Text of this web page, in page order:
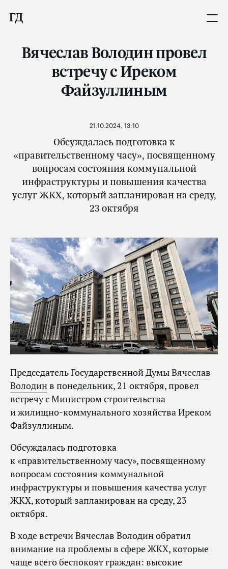
Вячеслав Володин провел
встречу с Иреком
Файзуллиным
Обсуждалась подготовка к
«правительственному часу», посвященному
вопросам состояния коммунальной
инфраструктуры и повышения качества
услуг ЖКХ, который запланирован на среду,
23 октября
21.10.2024, 13:10
Председатель Государственной ДумыВячеслав
Володинв понедельник, 21 октября, провел
встречу с Министром строительства
и жилищно-коммунального хозяйства Иреком
Файзуллиным.
Обсуждалась подготовка
к «правительственному часу», посвященному
вопросам состояния коммунальной
инфраструктуры и повышения качества услуг
ЖКХ, который запланирован на среду, 23
октября.
В ходе встречи Вячеслав Володин обратил
внимание на проблемы в сфере ЖКХ, которые
чаще всего беспокоят граждан: высокие